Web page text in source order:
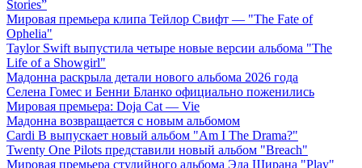
Stories”
Мировая премьера клипа Тейлор Свифт — "The Fate of
Ophelia"
Taylor Swift выпустила четыре новые версии альбома "The
Life of a Showgirl"
Мадонна раскрыла детали нового альбома 2026 года
Селена Гомес и Бенни Бланко официально поженились
Мировая премьера: Doja Cat — Vie
Мадонна возвращается с новым альбомом
Cardi B выпускает новый альбом "Am I The Drama?"
Twenty One Pilots представили новый альбом "Breach"
Мировая премьера студийного альбома Эда Ширана "Play"